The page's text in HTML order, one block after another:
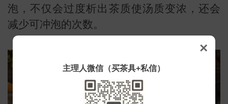
×
主理人微信（买茶具+私信）
小
泡，不仅会过度析出茶质使汤质变浓，还会
减少可冲泡的次数。